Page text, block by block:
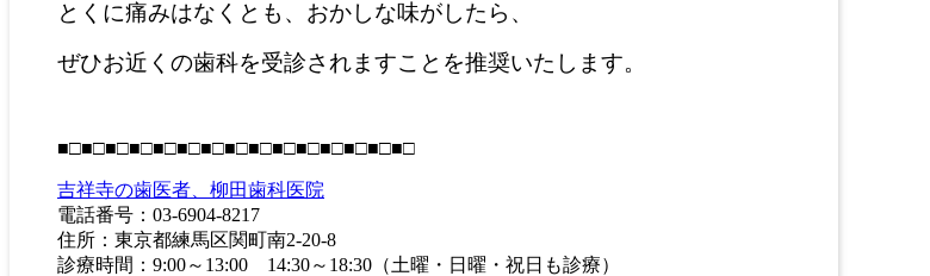
とくに痛みはなくとも、おかしな味がしたら、
ぜひお近くの歯科を受診されますことを推奨いたします。
■□■□■□■□■□■□■□■□■□■□■□■□■□■□■□
吉祥寺の歯医者、柳田歯科医院
電話番号：03-6904-8217
住所：東京都練馬区関町南2-20-8
診療時間：9:00～13:00 14:30～18:30（土曜・日曜・祝日も診療）